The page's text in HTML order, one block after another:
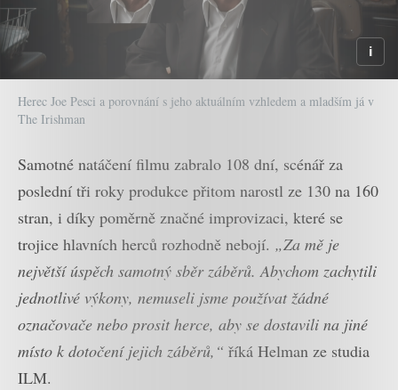
Herec Joe Pesci a porovnání s jeho aktuálním vzhledem a mladším já v
The Irishman
Samotné natáčení filmu zabralo 108 dní, scénář za
poslední tři roky produkce přitom narostl ze 130 na 160
stran, i díky poměrně značné improvizaci, které se
trojice hlavních herců rozhodně nebojí. „Za mě je
největší úspěch samotný sběr záběrů. Abychom zachytili
jednotlivé výkony, nemuseli jsme používat žádné
označovače nebo prosit herce, aby se dostavili na jiné
místo k dotočení jejich záběrů,“ říká Helman ze studia
ILM.